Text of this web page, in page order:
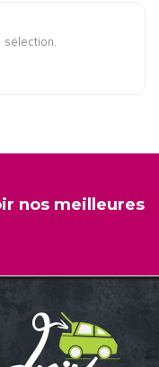
nos meilleures